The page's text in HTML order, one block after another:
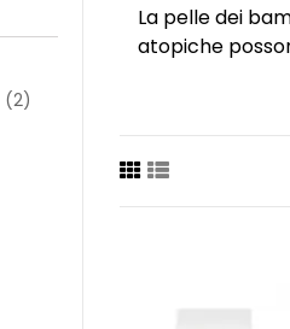
La pelle dei
atopiche
È proprio per
l'utilizzo
creme
apposta per
(2)